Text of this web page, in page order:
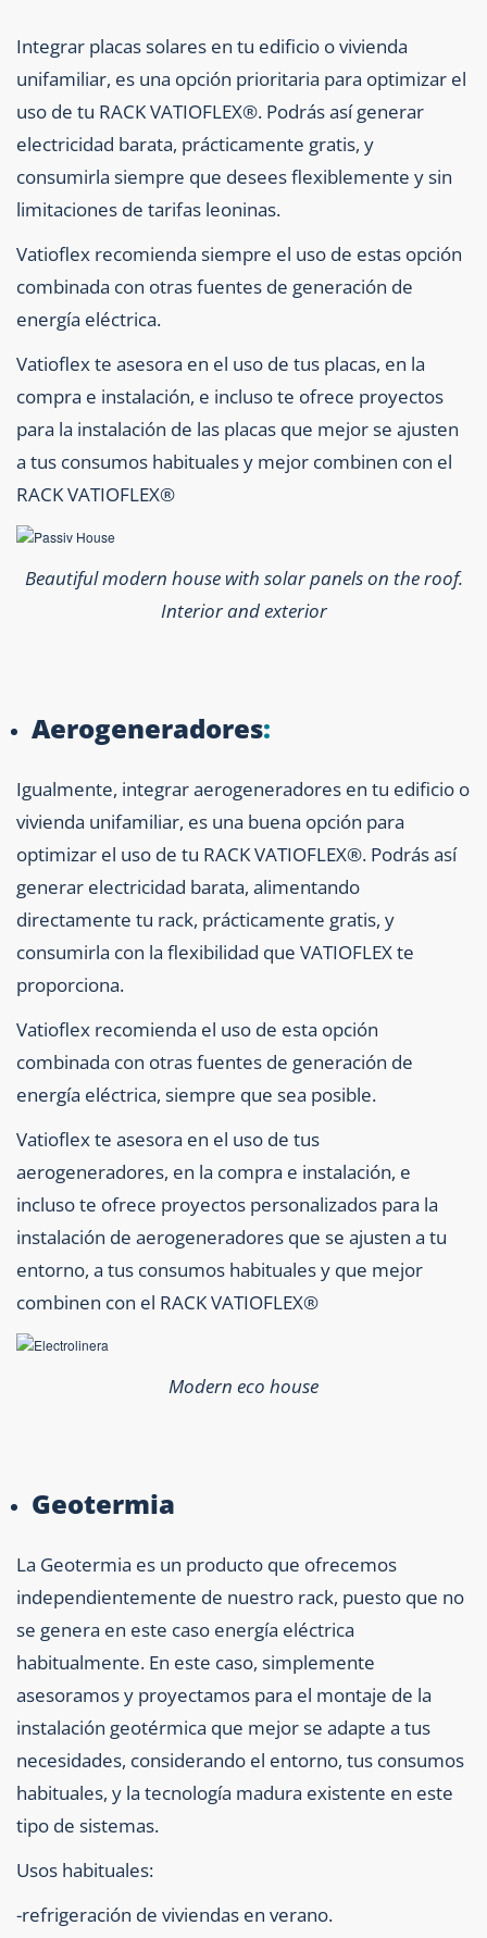
Integrar placas solares en tu edificio o vivienda
unifamiliar, es una opción prioritaria para optimizar el
uso de tu RACK VATIOFLEX®. Podrás así generar
electricidad barata, prácticamente gratis, y
consumirla siempre que desees flexiblemente y sin
limitaciones de tarifas leoninas.
Vatioflex recomienda siempre el uso de estas opción
combinada con otras fuentes de generación de
energía eléctrica.
Vatioflex te asesora en el uso de tus placas, en la
compra e instalación, e incluso te ofrece proyectos
para la instalación de las placas que mejor se ajusten
a tus consumos habituales y mejor combinen con el
RACK VATIOFLEX®
Beautiful modern house with solar panels on the roof.
Interior and exterior
Aerogeneradores:
Igualmente, integrar aerogeneradores en tu edificio o
vivienda unifamiliar, es una buena opción para
optimizar el uso de tu RACK VATIOFLEX®. Podrás así
generar electricidad barata, alimentando
directamente tu rack, prácticamente gratis, y
consumirla con la flexibilidad que VATIOFLEX te
proporciona.
Vatioflex recomienda el uso de esta opción
combinada con otras fuentes de generación de
energía eléctrica, siempre que sea posible.
Vatioflex te asesora en el uso de tus
aerogeneradores, en la compra e instalación, e
incluso te ofrece proyectos personalizados para la
instalación de aerogeneradores que se ajusten a tu
entorno, a tus consumos habituales y que mejor
combinen con el RACK VATIOFLEX®
Modern eco house
Geotermia
La Geotermia es un producto que ofrecemos
independientemente de nuestro rack, puesto que no
se genera en este caso energía eléctrica
habitualmente. En este caso, simplemente
asesoramos y proyectamos para el montaje de la
instalación geotérmica que mejor se adapte a tus
necesidades, considerando el entorno, tus consumos
habituales, y la tecnología madura existente en este
tipo de sistemas.
Usos habituales:
-refrigeración de viviendas en verano.